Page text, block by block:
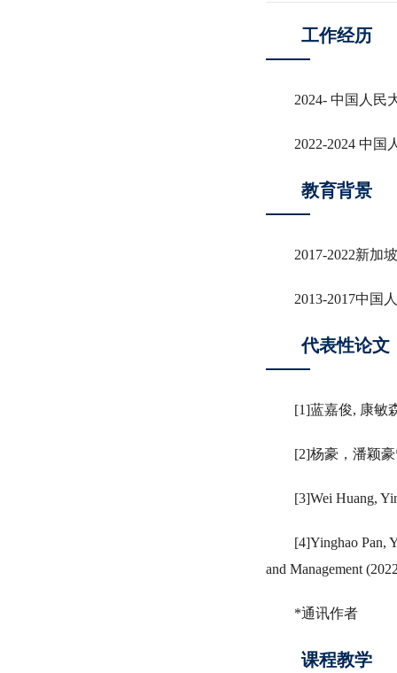
工作经历
2024- 中国人民
2022-2024 中
教育背景
2017-2022新加
2013-2017中国
代表性论文
[1]蓝嘉俊, 康敏
[2]杨豪，潘颖
[3]Wei Huang,
[4]Yinghao Pan,
and Management
*通讯作者
课程教学